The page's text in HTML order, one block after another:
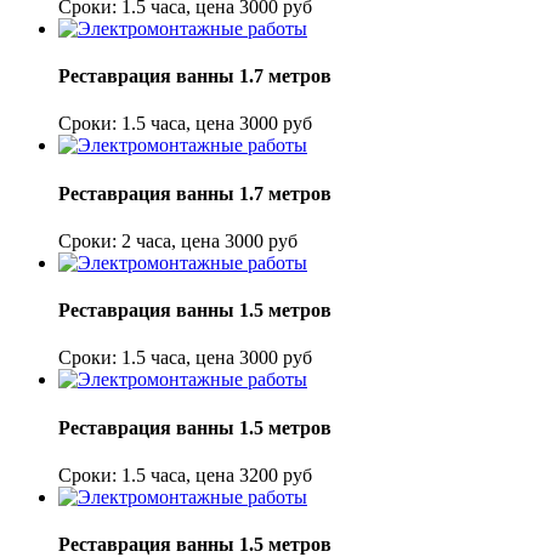
Сроки: 1.5 часа, цена 3000 руб
Реставрация ванны 1.7 метров
Сроки: 1.5 часа, цена 3000 руб
Реставрация ванны 1.7 метров
Сроки: 2 часа, цена 3000 руб
Реставрация ванны 1.5 метров
Сроки: 1.5 часа, цена 3000 руб
Реставрация ванны 1.5 метров
Сроки: 1.5 часа, цена 3200 руб
Реставрация ванны 1.5 метров